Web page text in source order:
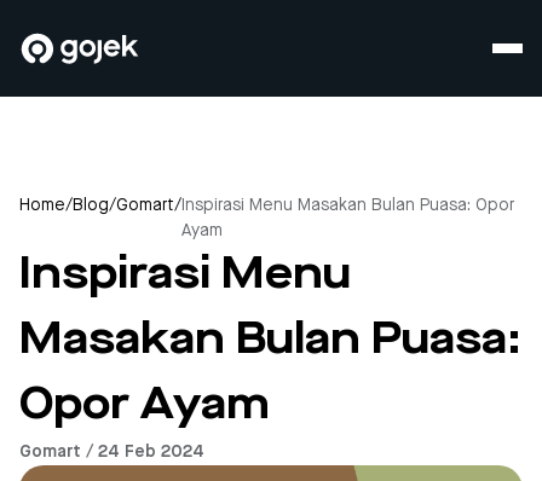
Home/Blog/Gomart/ Inspirasi Menu Masakan Bulan Puasa: Opor
Ayam
Inspirasi Menu
Masakan Bulan Puasa:
Opor Ayam
Gomart / 24 Feb 2024